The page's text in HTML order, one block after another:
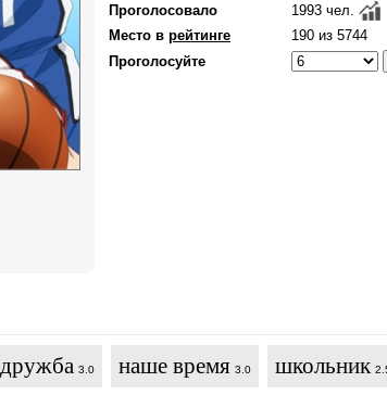
Проголосовало
1993 чел.
Место в рейтинге
190 из 5744
Проголосуйте
дружба 3.0 наше время 3.0 школьник